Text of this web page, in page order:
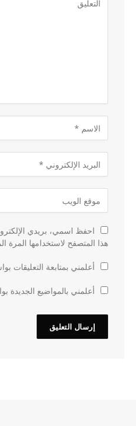
احفظ اسمي، بريدي
هذا المتصفح لاستخدامها المرة
أعلمني بمتابعة التعليقات
أعلمني بالمواضيع الجديدة